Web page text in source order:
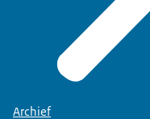
Archief